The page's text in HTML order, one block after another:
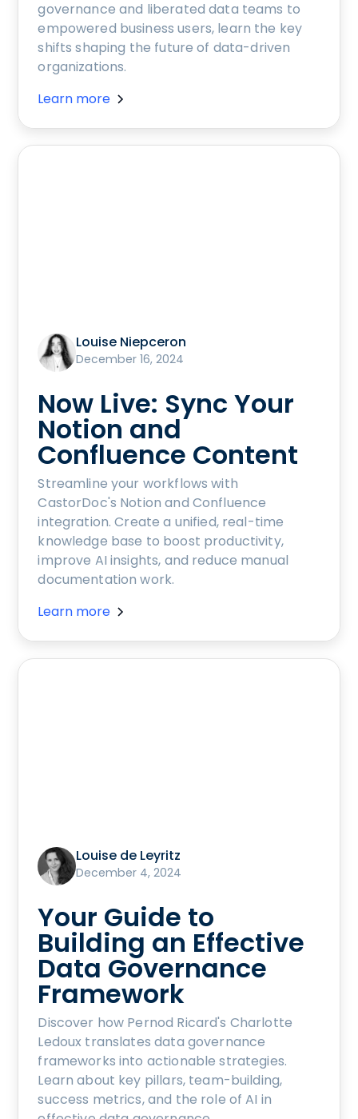
governance and liberated data teams to
empowered business users, learn the key
shifts shaping the future of data-driven
organizations.
Learn more
Louise Niepceron
December 16, 2024
Now Live: Sync Your
Notion and
Confluence Content
Streamline your workflows with
CastorDoc's Notion and Confluence
integration. Create a unified, real-time
knowledge base to boost productivity,
improve AI insights, and reduce manual
documentation work.
Learn more
Louise de Leyritz
December 4, 2024
Your Guide to
Building an Effective
Data Governance
Framework
Discover how Pernod Ricard's Charlotte
Ledoux translates data governance
frameworks into actionable strategies.
Learn about key pillars, team-building,
success metrics, and the role of AI in